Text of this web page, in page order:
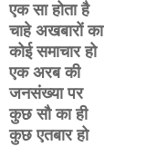
एक सा होता है
चाहे अखबारों का
कोई समाचार हो
एक अरब की
जनसंख्या पर
कुछ सौ का ही
कुछ एतबार हो